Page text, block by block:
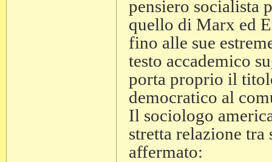
pensiero socialista
quello di Marx ed
fino alle sue
testo accademico
porta proprio il
democratico al
Il sociologo
stretta relazione
affermato: